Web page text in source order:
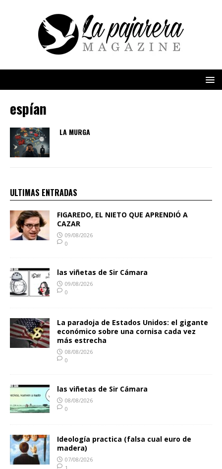
espían
LA MURGA
ULTIMAS ENTRADAS
FIGAREDO, EL NIETO QUE APRENDIÓ A
CAZAR
09/08/2026
0
las viñetas de Sir Cámara
09/08/2026
0
La paradoja de Estados Unidos: el gigante
económico sobre una cornisa cada vez
más estrecha
08/08/2026
0
las viñetas de Sir Cámara
08/08/2026
0
Ideología practica (falsa cual euro de
madera)
07/08/2026